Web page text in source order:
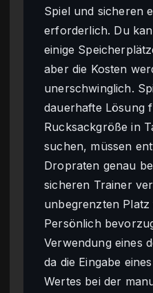
Spiel und sicheren
erforderlich. Du
einige
aber die Kosten
unerschwinglich.
dauerhafte Lösung
Rucksackgröße in
suchen, müssen
Dropraten genau
sicheren Trainer
unbegrenzten
Persönlich
Verwendung eines
da die Eingabe
Wertes bei der